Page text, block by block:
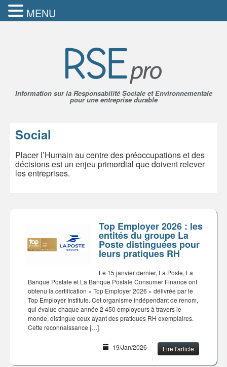
Information sur la Responsabilité Sociale et Environnementale
pour une entreprise durable
Social
Placer l’Humain au centre des préoccupations et des
décisions est un enjeu primordial que doivent relever
les entreprises.
Top Employer 2026 : les
entités du groupe La
Poste distinguées pour
leurs pratiques RH
Le 15 janvier dernier, La Poste, La
Banque Postale et La Banque Postale Consumer Finance ont
obtenu la certification « Top Employer 2026 » délivrée par le
Top Employer Institute. Cet organisme indépendant de renom,
qui évalue chaque année 2 450 employeurs à travers le
monde, distingue ceux ayant des pratiques RH exemplaires.
Cette reconnaissance […]
19/Jan/2026 Lire l'article
MENU